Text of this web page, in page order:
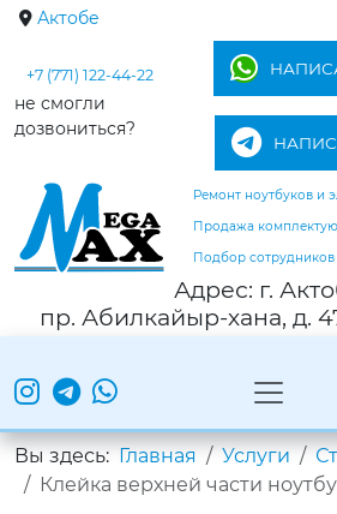
Актобе
+7 (771) 122-44-22
не смогли
дозвониться?
Ремонт ноутбуков и
Продажа
Подбор сотрудников
Адрес: г.
пр. Абилкайыр-хана, д.
Вы здесь: Главная Услуги
Клейка верхней части